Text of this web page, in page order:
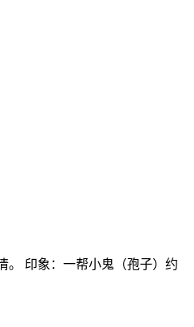
。 印象：一帮小鬼（孢子）约